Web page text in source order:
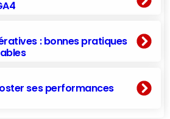
: bonnes pratiques
ses performances